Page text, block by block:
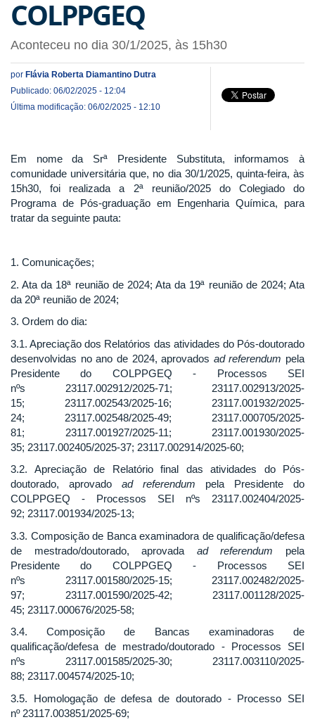
COLPPGEQ
Aconteceu no dia 30/1/2025, às 15h30
por Flávia Roberta Diamantino Dutra
Publicado: 06/02/2025 - 12:04
Última modificação: 06/02/2025 - 12:10
Em nome da Srª Presidente Substituta, informamos à
comunidade universitária que, no dia 30/1/2025, quinta-feira, às
15h30, foi realizada a 2ª reunião/2025 do Colegiado do
Programa de Pós-graduação em Engenharia Química, para
tratar da seguinte pauta:
1. Comunicações;
2. Ata da 18ª reunião de 2024; Ata da 19ª reunião de 2024; Ata
da 20ª reunião de 2024;
3. Ordem do dia:
3.1. Apreciação dos Relatórios das atividades do Pós-doutorado
desenvolvidas no ano de 2024, aprovados ad referendum pela
Presidente do COLPPGEQ - Processos SEI
nºs 23117.002912/2025-71; 23117.002913/2025-
15; 23117.002543/2025-16; 23117.001932/2025-
24; 23117.002548/2025-49; 23117.000705/2025-
81; 23117.001927/2025-11; 23117.001930/2025-
35; 23117.002405/2025-37; 23117.002914/2025-60;
3.2. Apreciação de Relatório final das atividades do Pós-
doutorado, aprovado ad referendum pela Presidente do
COLPPGEQ - Processos SEI nºs 23117.002404/2025-
92; 23117.001934/2025-13;
3.3. Composição de Banca examinadora de qualificação/defesa
de mestrado/doutorado, aprovada ad referendum pela
Presidente do COLPPGEQ - Processos SEI
nºs 23117.001580/2025-15; 23117.002482/2025-
97; 23117.001590/2025-42; 23117.001128/2025-
45; 23117.000676/2025-58;
3.4. Composição de Bancas examinadoras de
qualificação/defesa de mestrado/doutorado - Processos SEI
nºs 23117.001585/2025-30; 23117.003110/2025-
88; 23117.004574/2025-10;
3.5. Homologação de defesa de doutorado - Processo SEI
nº 23117.003851/2025-69;